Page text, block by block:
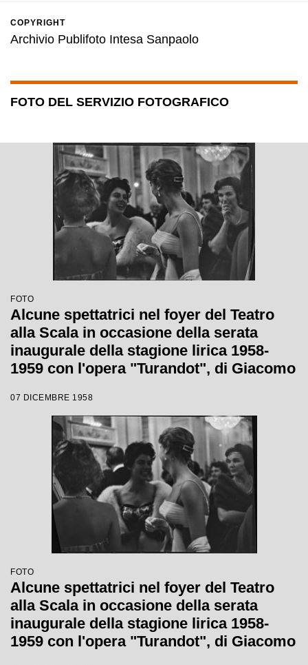
COPYRIGHT
Archivio Publifoto Intesa Sanpaolo
FOTO DEL SERVIZIO FOTOGRAFICO
FOTO
Alcune spettatrici nel foyer del Teatro
alla Scala in occasione della serata
inaugurale della stagione lirica 1958-
1959 con l'opera "Turandot", di Giacomo
regia di Margherita Wallmann
07 DICEMBRE 1958
FOTO
Alcune spettatrici nel foyer del Teatro
alla Scala in occasione della serata
inaugurale della stagione lirica 1958-
1959 con l'opera "Turandot", di Giacomo